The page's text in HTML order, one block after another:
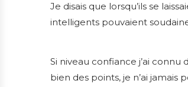
Je disais que lorsqu’ils se
intelligents pouvaient
Si niveau confiance j’ai
bien des points, je n’ai